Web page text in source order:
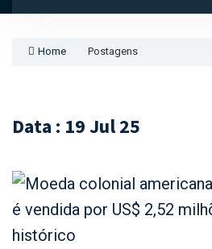
Home Postagens
Data : 19 Jul 25